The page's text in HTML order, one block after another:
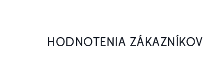
HODNOTENIA ZÁKAZNÍKOV